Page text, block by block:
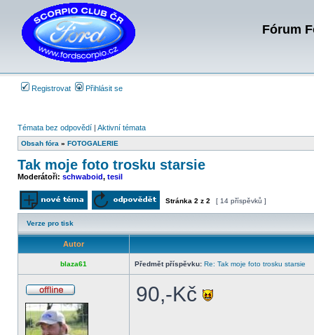
Fórum
Registrovat Přihlásit se
Témata bez odpovědí | Aktivní témata
Obsah fóra » FOTOGALERIE
Tak moje foto trosku starsie
Moderátoři: schwaboid, tesil
Odeslat nové téma Odpovědět na téma
Stránka 2 z 2 [ 14 příspěvků ]
Verze pro tisk
Autor
blaza61 Předmět příspěvku: Re: Tak moje foto trosku starsie
90,-Kč